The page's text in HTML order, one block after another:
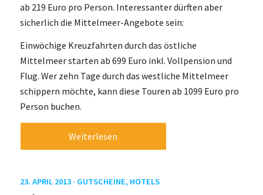
ab 219 Euro pro Person. Interessanter dürften aber
sicherlich die Mittelmeer-Angebote sein:
Einwöchige Kreuzfahrten durch das östliche
Mittelmeer starten ab 699 Euro inkl. Vollpension und
Flug. Wer zehn Tage durch das westliche Mittelmeer
schippern möchte, kann diese Touren ab 1099 Euro pro
Person buchen.
Weiterlesen
23. APRIL 2013 · GUTSCHEINE, HOTELS